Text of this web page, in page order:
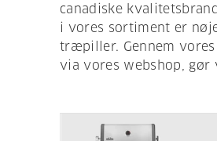
canadiske
i vores sortiment er
træpiller. Gennem
via vores webshop,